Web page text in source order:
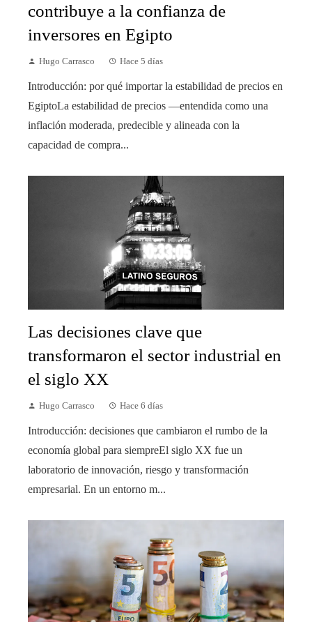
contribuye a la confianza de
inversores en Egipto
Hugo Carrasco Hace 5 días
Introducción: por qué importar la estabilidad de precios en
EgiptoLa estabilidad de precios —entendida como una
inflación moderada, predecible y alineada con la
capacidad de compra...
Las decisiones clave que
transformaron el sector industrial en
el siglo XX
Hugo Carrasco Hace 6 días
Introducción: decisiones que cambiaron el rumbo de la
economía global para siempreEl siglo XX fue un
laboratorio de innovación, riesgo y transformación
empresarial. En un entorno m...